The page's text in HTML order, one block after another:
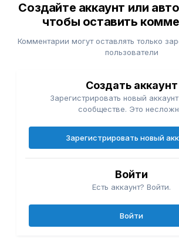
Создайте аккаунт или
чтобы оставить
Комментарии могут оставлять только
пользователи
Создать аккаунт
Зарегистрировать новый
сообществе. Это
Зарегистрировать новый
Войти
Есть аккаунт? Войти.
Войти